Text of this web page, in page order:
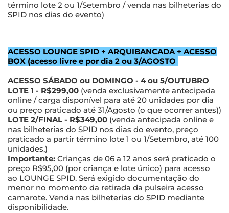
término lote 2 ou 1/Setembro / venda nas bilheterias do
SPID nos dias do evento)
ACESSO LOUNGE SPID + ARQUIBANCADA + ACESSO
BOX (acesso livre e por dia 2 ou 3/AGOSTO
ACESSO SÁBADO ou DOMINGO - 4 ou 5/OUTUBRO
LOTE 1 - R$299,00 (venda exclusivamente antecipada
online / carga disponível para até 20 unidades por dia
ou preço praticado até 31/Agosto (o que ocorrer antes))
LOTE 2/FINAL - R$349,00 (venda antecipada online e
nas bilheterias do SPID nos dias do evento, preço
praticado a partir término lote 1 ou 1/Setembro, até 100
unidades,)
Importante: Crianças de 06 a 12 anos será praticado o
preço R$95,00 (por criança e lote único) para acesso
ao LOUNGE SPID. Será exigido documentação do
menor no momento da retirada da pulseira acesso
camarote. Venda nas bilheterias do SPID mediante
disponibilidade.